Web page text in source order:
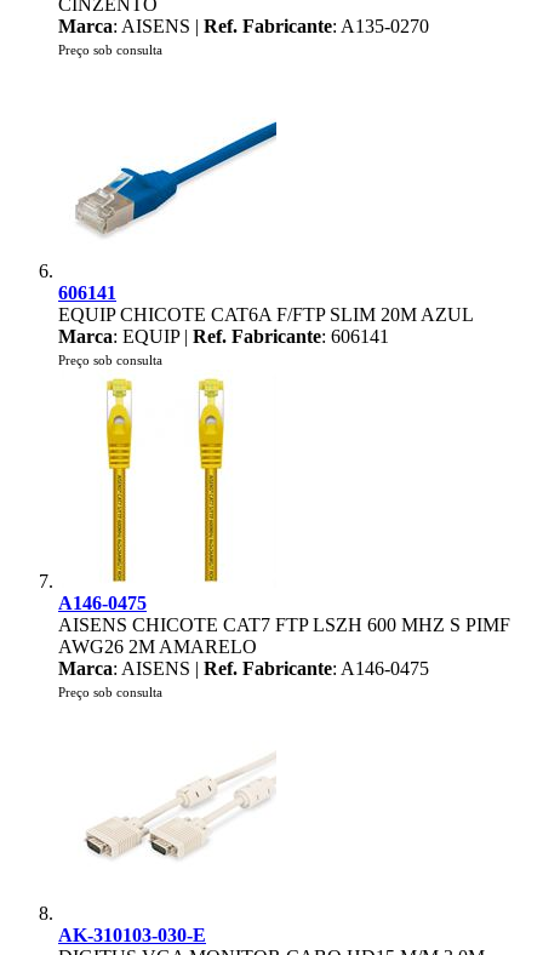
CINZENTO
Marca: AISENS | Ref. Fabricante: A135-0270
Preço sob consulta
606141
EQUIP CHICOTE CAT6A F/FTP SLIM 20M AZUL
Marca: EQUIP | Ref. Fabricante: 606141
Preço sob consulta
A146-0475
AISENS CHICOTE CAT7 FTP LSZH 600 MHZ S PIMF
AWG26 2M AMARELO
Marca: AISENS | Ref. Fabricante: A146-0475
Preço sob consulta
AK-310103-030-E